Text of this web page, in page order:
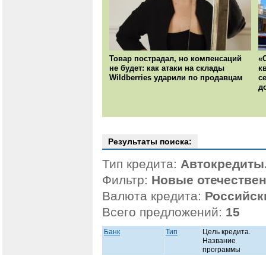
Товар пострадал, но компенсаций
не будет: как атаки на склады
Wildberries ударили по продавцам
Результаты поиска:
Тип кредита:
Фильтр: Новые
Валюта кредита:
Всего предложений: 15
Банк Тип
Цель кредита.
Название
программы